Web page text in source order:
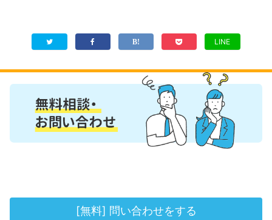
LINE
[無料] 問い合わせをする